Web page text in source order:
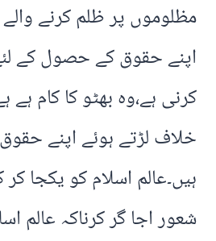
مظلوموں پر ظلم کرنے
اپنے حقوق کے حصول کے
کرنی ہے،وہ بھٹو کا کام ہے
خلاف لڑتے ہوئے اپنے
ہیں۔عالم اسلام کو یکجا
شعور اجا گر کرناکہ عالم